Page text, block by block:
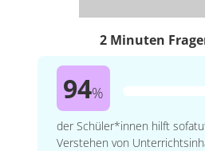
2 Minuten
94%
der Schüler*innen hilft
Verstehen von